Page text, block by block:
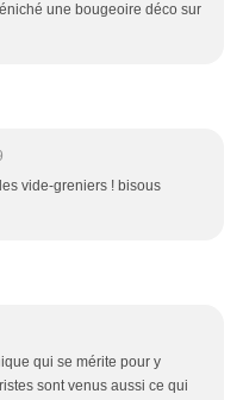
une bougeoire déco sur
vide-greniers ! bisous
qui se mérite pour y
sont venus aussi ce qui